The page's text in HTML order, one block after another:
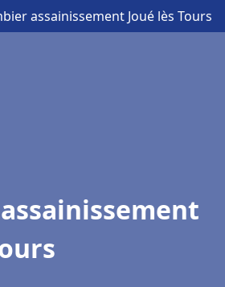
assainissement Joué lès Tours